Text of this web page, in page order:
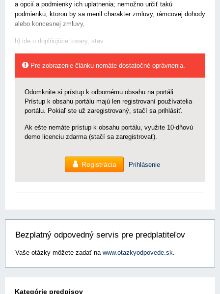
a opcií a podmienky ich uplatnenia; nemožno určiť takú
podmienku, ktorou by sa menil charakter zmluvy, rámcovej dohody
alebo koncesnej zmluvy,
b) ide o doplňujúce tovary, stav
Pre zobrazenie článku nemáte dostatočné oprávnenia.
Odomknite si prístup k odbornému obsahu na portáli.
Prístup k obsahu portálu majú len registrovaní používatelia
portálu. Pokiaľ ste už zaregistrovaný, stačí sa prihlásiť.
Ak ešte nemáte prístup k obsahu portálu, využite 10-dňovú
demo licenciu zdarma (stačí sa zaregistrovať).
Registrácia Prihlásenie
Bezplatný odpovedný servis pre predplatiteľov
Vaše otázky môžete zadať na www.otazkyodpovede.sk.
Kategórie predpisov